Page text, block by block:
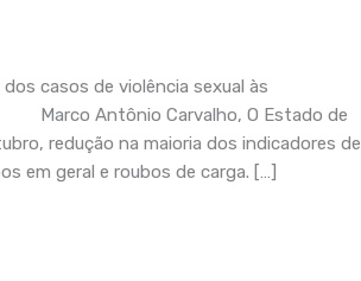
casos de violência sexual às
Marco Antônio Carvalho, O Estado de
redução na maioria dos indicadores de
em geral e roubos de carga. […]